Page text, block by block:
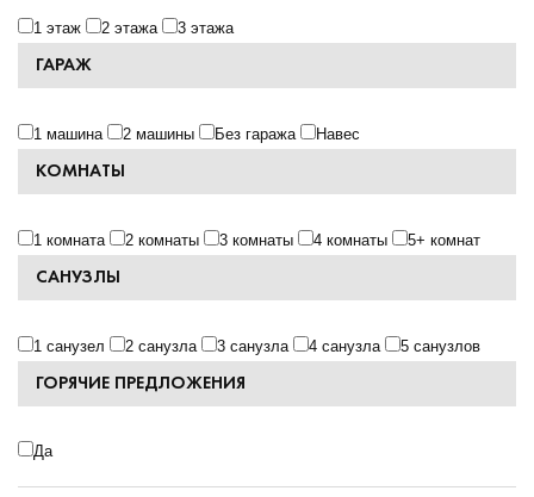
1 этаж 2 этажа 3 этажа
ГАРАЖ
1 машина 2 машины Без гаража Навес
КОМНАТЫ
1 комната 2 комнаты 3 комнаты 4 комнаты 5+ комнат
САНУЗЛЫ
1 санузел 2 санузла 3 санузла 4 санузла 5 санузлов
ГОРЯЧИЕ ПРЕДЛОЖЕНИЯ
Да